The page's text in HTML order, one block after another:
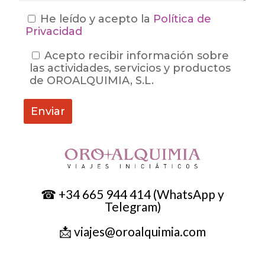
He leído y acepto la Política de
Privacidad
Acepto recibir información sobre
las actividades, servicios y productos
de OROALQUIMIA, S.L.
☎ +34 665 944 414 (WhatsApp y
Telegram)
📩 viajes@oroalquimia.com